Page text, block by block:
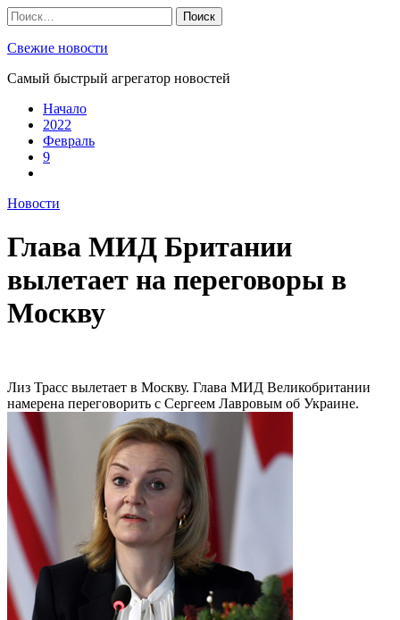
Skip
to
content
Найти:
Свежие новости
Самый быстрый агрегатор новостей
Начало
2022
Февраль
9
Новости
Глава МИД Британии
вылетает на переговоры в
Москву
Лиз Трасс вылетает в Москву. Глава МИД Великобритании
намерена переговорить с Сергеем Лавровым об Украине.